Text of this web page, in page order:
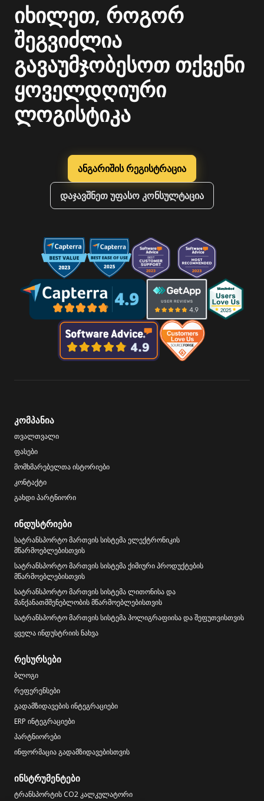
იხილეთ, როგორ
შეგვიძლია
გავაუმჯობესოთ თქვენი
ყოველდღიური
ლოგისტიკა
ანგარიშის რეგისტრაცია
დაჯავშნეთ უფასო კონსულტაცია
კომპანია
თვალთვალი
ფასები
მომხმარებელთა ისტორიები
კონტაქტი
გახდი პარტნიორი
ინდუსტრიები
სატრანსპორტო მართვის სისტემა ელექტრონიკის
მწარმოებლებისთვის
სატრანსპორტო მართვის სისტემა ქიმიური პროდუქტების
მწარმოებლებისთვის
სატრანსპორტო მართვის სისტემა ლითონისა და
მანქანათმშენებლობის მწარმოებლებისთვის
სატრანსპორტო მართვის სისტემა პოლიგრაფიისა და შეფუთვისთვის
ყველა ინდუსტრიის ნახვა
რესურსები
ბლოგი
რეფერენსები
გადამზიდავების ინტეგრაციები
ERP ინტეგრაციები
პარტნიორები
ინფორმაცია გადამზიდავებისთვის
ინსტრუმენტები
ტრანსპორტის CO2 კალკულატორი